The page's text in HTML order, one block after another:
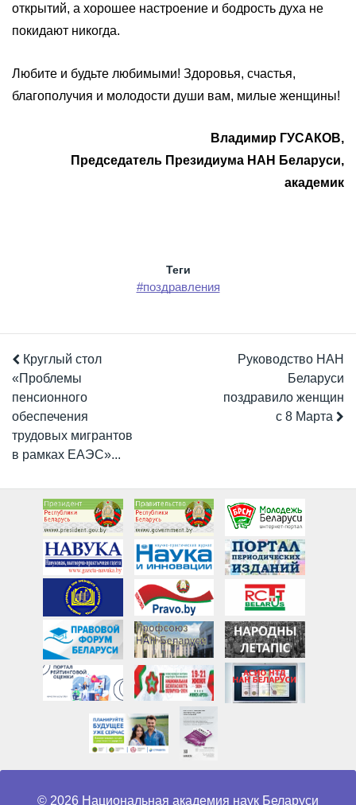
открытий, а хорошее настроение и бодрость духа не
покидают никогда.
Любите и будьте любимыми! Здоровья, счастья,
благополучия и молодости души вам, милые женщины!
Владимир ГУСАКОВ,
Председатель Президиума НАН Беларуси,
академик
Теги
#поздравления
Круглый стол
«Проблемы
пенсионного
обеспечения
трудовых мигрантов
в рамках ЕАЭС»...
Руководство НАН
Беларуси
поздравило женщин
с 8 Марта
© 2026 Национальная академия наук Беларуси